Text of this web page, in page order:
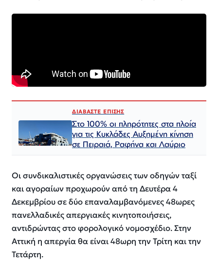
ΔΙΑΒΑΣΤΕ ΕΠΙΣΗΣ
Στο 100% οι πληρότητες στα πλοία
για τις Κυκλάδες Αυξημένη κίνηση
σε Πειραιά, Ραφήνα και Λαύριο
Οι συνδικαλιστικές οργανώσεις των οδηγών ταξί
και αγοραίων προχωρούν από τη Δευτέρα 4
Δεκεμβρίου σε δύο επαναλαμβανόμενες 48ωρες
πανελλαδικές απεργιακές κινητοποιήσεις,
αντιδρώντας στο φορολογικό νομοσχέδιο. Στην
Αττική η απεργία θα είναι 48ωρη την Τρίτη και την
Τετάρτη.